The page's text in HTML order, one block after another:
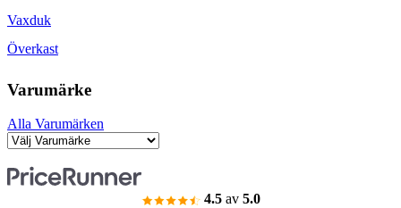
Vaxduk
Överkast
Varumärke
Alla Varumärken
4.5 av 5.0